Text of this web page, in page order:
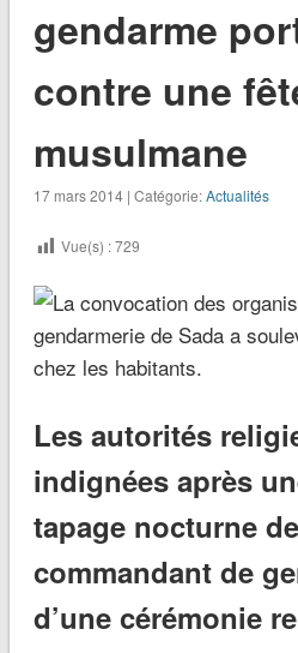
gendarme
contre une
musulmane
17 mars 2014 | Catégorie:Actualités
Vue(s) :729
Les autorités
indignées après
tapage nocturne
commandant de
d’une cérémonie